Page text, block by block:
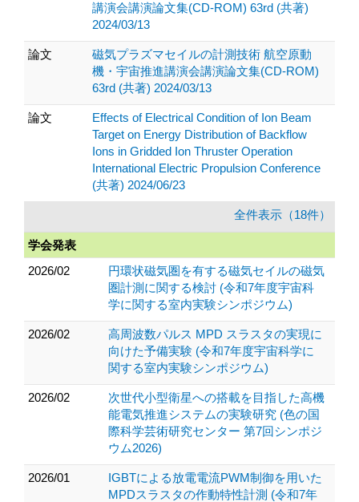
講演会講演論文集(CD-ROM) 63rd (共著)
2024/03/13
論文
磁気プラズマセイルの計測技術 航空原動
機・宇宙推進講演会講演論文集(CD-ROM)
63rd (共著) 2024/03/13
論文
Effects of Electrical Condition of Ion Beam
Target on Energy Distribution of Backflow
Ions in Gridded Ion Thruster Operation
International Electric Propulsion Conference
(共著) 2024/06/23
全件表示（18件）
学会発表
2026/02
円環状磁気圏を有する磁気セイルの磁気
圏計測に関する検討 (令和7年度宇宙科
学に関する室内実験シンポジウム)
2026/02
高周波数パルス MPD スラスタの実現に
向けた予備実験 (令和7年度宇宙科学に
関する室内実験シンポジウム)
2026/02
次世代小型衛星への搭載を目指した高機
能電気推進システムの実験研究 (色の国
際科学芸術研究センター 第7回シンポジ
ウム2026)
2026/01
IGBTによる放電電流PWM制御を用いた
MPDスラスタの作動特性計測 (令和7年